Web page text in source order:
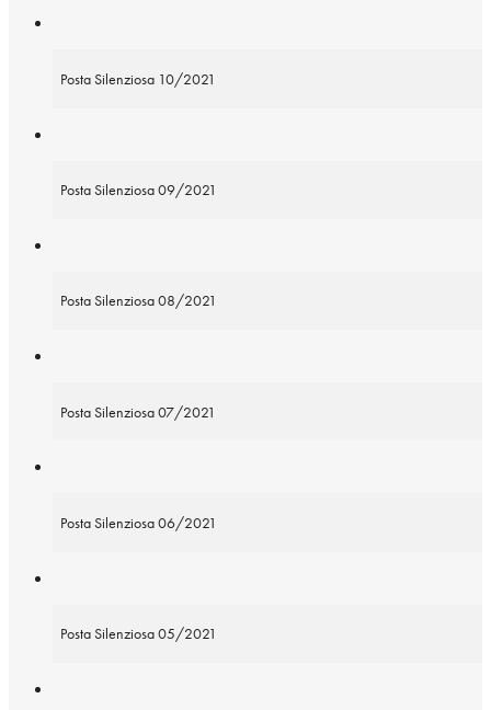
Posta Silenziosa 10/2021
Posta Silenziosa 09/2021
Posta Silenziosa 08/2021
Posta Silenziosa 07/2021
Posta Silenziosa 06/2021
Posta Silenziosa 05/2021